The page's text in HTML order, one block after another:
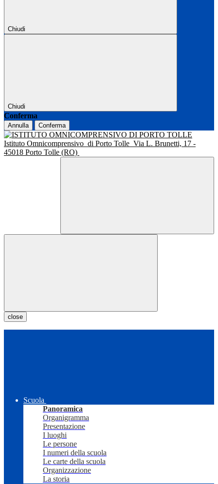
Chiudi
Chiudi
Conferma
Annulla Conferma
Istituto Omnicomprensivo di Porto Tolle Via L. Brunetti, 17 -
45018 Porto Tolle (RO)
close
Scuola
Panoramica
Organigramma
Presentazione
I luoghi
Le persone
I numeri della scuola
Le carte della scuola
Organizzazione
La storia